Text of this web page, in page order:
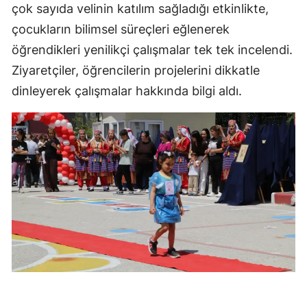
çok sayıda velinin katılım sağladığı etkinlikte,
çocukların bilimsel süreçleri eğlenerek
öğrendikleri yenilikçi çalışmalar tek tek incelendi.
Ziyaretçiler, öğrencilerin projelerini dikkatle
dinleyerek çalışmalar hakkında bilgi aldı.